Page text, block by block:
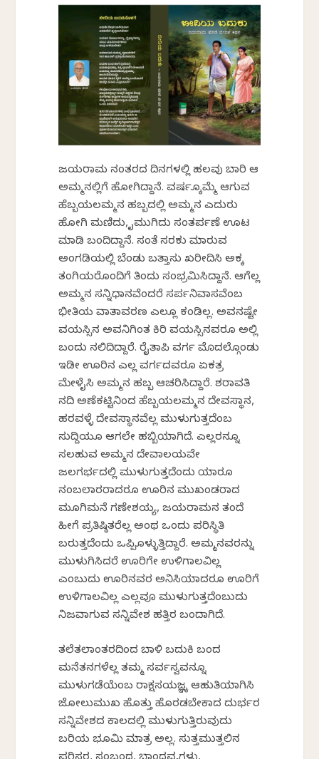
ಜಯರಾಮ ನಂತರದ ದಿನಗಳಲ್ಲಿ ಹಲವು ಬಾರಿ ಆ
ಅಮ್ಮನಲ್ಲಿಗೆ ಹೋಗಿದ್ದಾನೆ. ವರ್ಷಕ್ಕೊಮ್ಮೆ ಆಗುವ
ಹೆಬ್ಬಯಲಮ್ಮನ ಹಬ್ಬದಲ್ಲಿ ಅಮ್ಮನ ಎದುರು
ಹೋಗಿ ಮಣಿದು, ಕೈಮುಗಿದು ಸಂತರ್ಪಣೆ ಊಟ
ಮಾಡಿ ಬಂದಿದ್ದಾನೆ. ಸಂತೆ ಸರಕು ಮಾರುವ
ಅಂಗಡಿಯಲ್ಲಿ ಬೆಂಡು ಬತ್ತಾಸು ಖರೀದಿಸಿ ಅಕ್ಕ
ತಂಗಿಯರೊಂದಿಗೆ ತಿಂದು ಸಂಭ್ರಮಿಸಿದ್ದಾನೆ. ಆಗೆಲ್ಲ
ಅಮ್ಮನ ಸನ್ನಿಧಾನವೆಂದರೆ ಸರ್ಪನಿವಾಸವೆಂಬ
ಭೀತಿಯ ವಾತಾವರಣ ಎಲ್ಲೂ ಕಂಡಿಲ್ಲ. ಅವನಷ್ಟೇ
ವಯಸ್ಸಿನ ಅವನಿಗಿಂತ ಕಿರಿ ವಯಸ್ಸಿನವರೂ ಅಲ್ಲಿ
ಬಂದು ನಲಿದಿದ್ದಾರೆ. ರೈತಾಪಿ ವರ್ಗ ಮೊದಲ್ಗೊಂಡು
ಇಡೀ ಊರಿನ ಎಲ್ಲ ವರ್ಗದವರೂ ಏಕತ್ರ
ಮೇಳೈಸಿ ಅಮ್ಮನ ಹಬ್ಬ ಆಚರಿಸಿದ್ದಾರೆ. ಶರಾವತಿ
ನದಿ ಅಣೆಕಟ್ಟಿನಿಂದ ಹೆಬ್ಬಯಲಮ್ಮನ ದೇವಸ್ಥಾನ,
ಹರವಳ್ಳೆ ದೇವಸ್ಥಾನವೆಲ್ಲ ಮುಳುಗುತ್ತದೆಂಬ
ಸುದ್ದಿಯೂ ಆಗಲೇ ಹಬ್ಬಿಯಾಗಿದೆ. ಎಲ್ಲರನ್ನೂ
ಸಲಹುವ ಅಮ್ಮನ ದೇವಾಲಯವೇ
ಜಲಗರ್ಭದಲ್ಲಿ ಮುಳುಗುತ್ತದೆಂದು ಯಾರೂ
ನಂಬಲಾರರಾದರೂ ಊರಿನ ಮುಖಂಡರಾದ
ಮೂಗಿಮನೆ ಗಣೇಶಯ್ಯ, ಜಯರಾಮನ ತಂದೆ
ಹೀಗೆ ಪ್ರತಿಷ್ಠಿತರೆಲ್ಲ ಅಂಥ ಒಂದು ಪರಿಸ್ಥಿತಿ
ಬರುತ್ತದೆಂದು ಒಪ್ಪಿಕೊಳ್ಳುತ್ತಿದ್ದಾರೆ. ಅಮ್ಮನವರನ್ನು
ಮುಳುಗಿಸಿದರೆ ಊರಿಗೇ ಉಳಿಗಾಲವಿಲ್ಲ
ಎಂಬುದು ಊರಿನವರ ಅನಿಸಿಕೆಯಾದರೂ ಊರಿಗೆ
ಉಳಿಗಾಲವಿಲ್ಲ ಎಲ್ಲವೂ ಮುಳುಗುತ್ತದೆಂಬುದು
ನಿಜವಾಗುವ ಸನ್ನಿವೇಶ ಹತ್ತಿರ ಬಂದಾಗಿದೆ.
ತಲೆತಲಾಂತರದಿಂದ ಬಾಳಿ ಬದುಕಿ ಬಂದ
ಮನೆತನಗಳೆಲ್ಲ ತಮ್ಮ ಸರ್ವಸ್ವವನ್ನೂ
ಮುಳುಗಡೆಯೆಂಬ ರಾಕ್ಷಸಯಜ್ಞಕ್ಕೆ ಆಹುತಿಯಾಗಿಸಿ
ಜೋಲುಮುಖ ಹೊತ್ತು ಹೊರಡಬೇಕಾದ ದುರ್ಭರ
ಸನ್ನಿವೇಶದ ಕಾಲದಲ್ಲಿ ಮುಳುಗುತ್ತಿರುವುದು
ಬರಿಯ ಭೂಮಿ ಮಾತ್ರ ಅಲ್ಲ. ಸುತ್ತಮುತ್ತಲಿನ